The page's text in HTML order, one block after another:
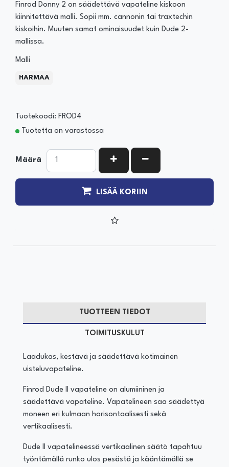
Finrod Donny 2 on säädettävä vapateline kiskoon
kiinnitettävä malli. Sopii mm. cannonin tai traxtechin
kiskoihin. Muuten samat ominaisuudet kuin Dude 2-
mallissa.
Malli
HARMAA
Tuotekoodi: FROD4
Tuotetta on varastossa
Määrä KASVATA MÄÄRÄÄ
VÄHENNÄ MÄÄRÄÄ
LISÄÄ KORIIN
TUOTTEEN TIEDOT
TOIMITUSKULUT
Laadukas, kestävä ja säädettävä kotimainen
uisteluvapateline.
Finrod Dude II vapateline on alumiininen ja
säädettävä vapateline. Vapatelineen saa säädettyä
moneen eri kulmaan horisontaalisesti sekä
vertikaalisesti.
Dude II vapatelineessä vertikaalinen säätö tapahtuu
työntämällä runko ulos pesästä ja kääntämällä se